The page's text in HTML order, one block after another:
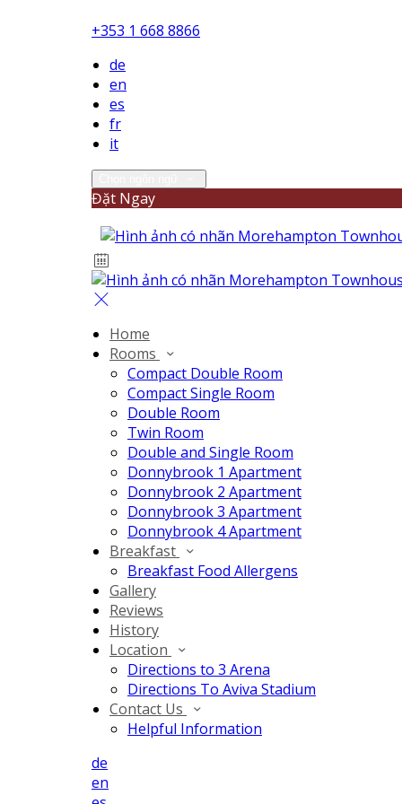
+353 1 668 8866
de
en
es
fr
it
Đặt Ngay
Home
Rooms
Compact Double Room
Compact Single Room
Double Room
Twin Room
Double and Single Room
Donnybrook 1 Apartment
Donnybrook 2 Apartment
Donnybrook 3 Apartment
Donnybrook 4 Apartment
Breakfast
Breakfast Food Allergens
Gallery
Reviews
History
Location
Directions to 3 Arena
Directions To Aviva Stadium
Contact Us
Helpful Information
de
en